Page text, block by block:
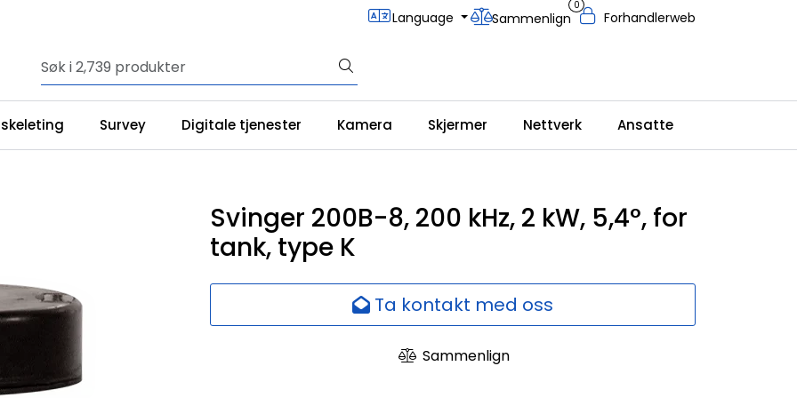
Language Sammenlign
0
Forhandlerweb
Survey Digitale tjenester Kamera Skjermer Nettverk Ansatte
Svinger 200B-8, 200 kHz, 2 kW, 5,4°, for
tank, type K
Ta kontakt med oss
Sammenlign